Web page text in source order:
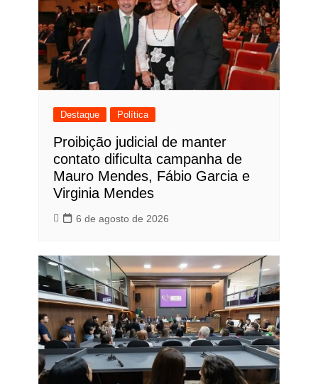
Destaque Política
Proibição judicial de manter
contato dificulta campanha de
Mauro Mendes, Fábio Garcia e
Virginia Mendes
6 de agosto de 2026